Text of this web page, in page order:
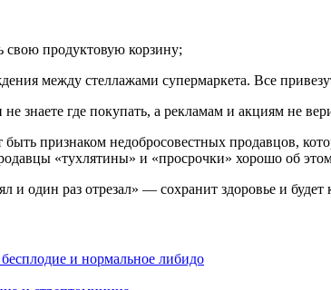
продуктовую корзину;
между стеллажами супермаркета. Все
где покупать, а рекламам и акциям не
признаком недобросовестных продавцов,
«тухлятины» и «просрочки» хорошо об
и один раз отрезал» — сохранит здоровье и
и нормальное либидо